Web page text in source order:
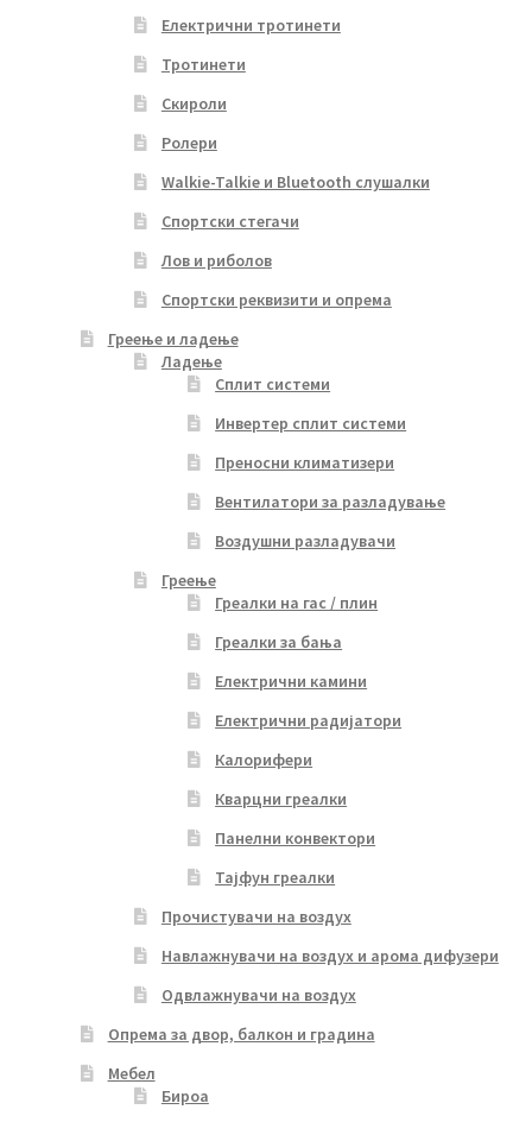
Електрични тротинети
Тротинети
Скироли
Ролери
Walkie-Talkie и Bluetooth слушалки
Спортски стегачи
Лов и риболов
Спортски реквизити и опрема
Греење и ладење
Ладење
Сплит системи
Инвертер сплит системи
Преносни климатизери
Вентилатори за разладување
Воздушни разладувачи
Греење
Греалки на гас / плин
Греалки за бања
Електрични камини
Електрични радијатори
Калорифери
Кварцни греалки
Панелни конвектори
Тајфун греалки
Прочистувачи на воздух
Навлажнувачи на воздух и арома дифузери
Одвлажнувачи на воздух
Опрема за двор, балкон и градина
Мебел
Бироа